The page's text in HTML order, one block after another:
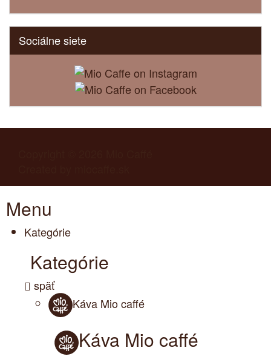
Sociálne siete
Menu
Kategórie
Kategórie
späť
Káva Mio caffé
Káva Mio caffé